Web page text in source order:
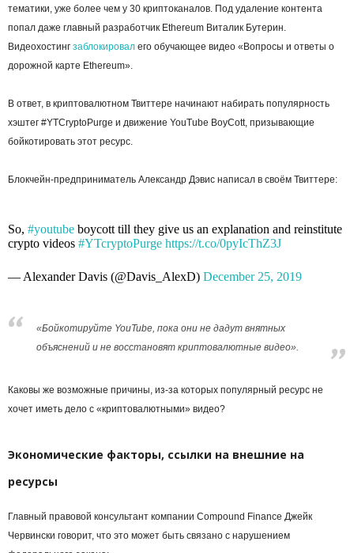
тематики, уже более чем у 30 криптоканалов. Под удаление контента
попал даже главный разработчик Ethereum Виталик Бутерин.
Видеохостинг заблокировал его обучающее видео «Вопросы и ответы о
дорожной карте Ethereum».
В ответ, в криптовалютном Твиттере начинают набирать популярность
хэштег #YTCryptoPurge и движение YouTube BoyCott, призывающие
бойкотировать этот ресурс.
Блокчейн-предприниматель Александр Дэвис написал в своём Твиттере:
So, #youtube boycott till they give us an explanation and reinstitute
crypto videos #YTcryptoPurge https://t.co/0pyIcThZ3J
— Alexander Davis (@Davis_AlexD) December 25, 2019
«Бойкотируйте YouTube, пока они не дадут внятных
объяснений и не восстановят криптовалютные видео».
Каковы же возможные причины, из-за которых популярный ресурс не
хочет иметь дело с «криптовалютными» видео?
Экономические факторы, ссылки на внешние на
ресурсы
Главный правовой консультант компании Compound Finance Джейк
Червински говорит, что это может быть связано с нарушением